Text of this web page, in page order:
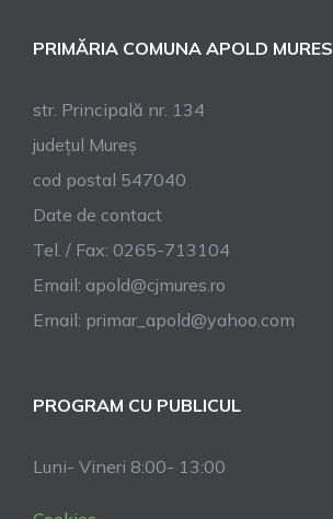
PRIMĂRIA COMUNA APOLD MURES
str. Principală nr. 134
județul Mureș
cod postal 547040
Date de contact
Tel. / Fax: 0265-713104
Email: apold@cjmures.ro
Email: primar_apold@yahoo.com
PROGRAM CU PUBLICUL
Luni- Vineri 8:00- 13:00